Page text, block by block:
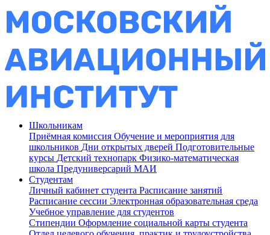
Школьникам
Приёмная комиссия Обучение и мероприятия для
школьников Дни открытых дверей Подготовительные
курсы Детский технопарк Физико-математическая
школа Предуниверсарий МАИ
Студентам
Личный кабинет студента Расписание занятий
Расписание сессии Электронная образовательная среда
Учебное управление для студентов
Стипендии Оформление социальной карты студента